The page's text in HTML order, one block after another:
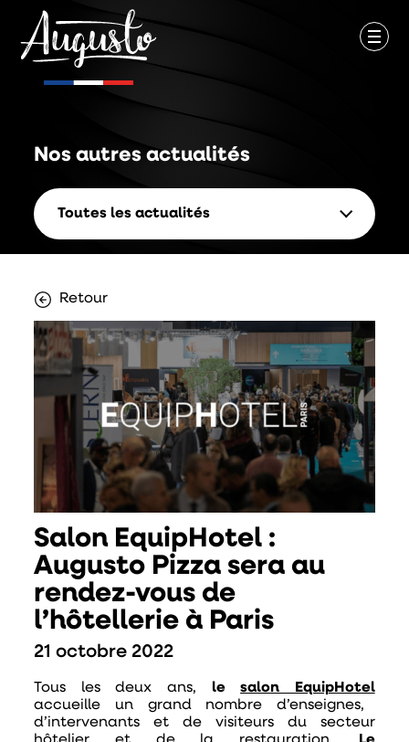
Nos autres actualités
Toutes les actualités
Retour
Salon EquipHotel :
Augusto Pizza sera au
rendez-vous de
l’hôtellerie à Paris
21 octobre 2022
Tous les deux ans, lesalon EquipHotel
accueille un grand nombre d’enseignes,
d’intervenants et de visiteurs du secteur